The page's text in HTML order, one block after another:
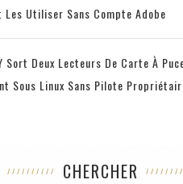
Les Utiliser Sans Compte Adobe
Sort Deux Lecteurs De Carte À
Sous Linux Sans Pilote
CHERCHER